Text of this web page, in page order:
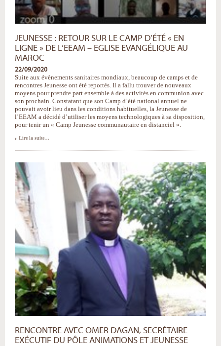
JEUNESSE : RETOUR SUR LE CAMP D’ÉTÉ « EN
LIGNE » DE L’EEAM – EGLISE EVANGÉLIQUE AU
MAROC
22/09/2020
Suite aux évènements sanitaires mondiaux, beaucoup de camps et de
rencontres Jeunesse ont été reportés. Il a fallu trouver de nouveaux
moyens pour prendre part ensemble à des activités en communion avec
son prochain. Constatant que son Camp d’été national annuel ne
pouvait avoir lieu dans les conditions habituelles, la Jeunesse de
l’EEAM a décidé d’utiliser les moyens technologiques à sa disposition,
pour tenir un « Camp Jeunesse communautaire en distanciel ».
Jeunesse
camp
d’été
«
en
ligne
»
de
l’EEAM
–
Eglise
Evangélique
Maroc
-
Lire la suite…
RENCONTRE AVEC OMER DAGAN, SECRÉTAIRE
EXÉCUTIF DU PÔLE ANIMATIONS ET JEUNESSE